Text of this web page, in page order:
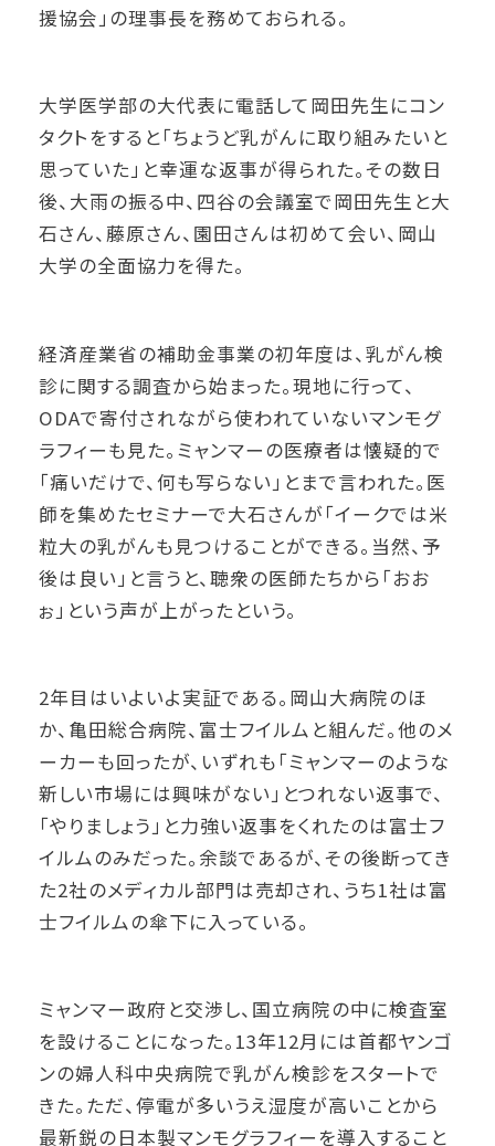
援協会」の理事長を務めておられる。
大学医学部の大代表に電話して岡田先生にコン
タクトをすると「ちょうど乳がんに取り組みたいと
思っていた」と幸運な返事が得られた。その数日
後、大雨の振る中、四谷の会議室で岡田先生と大
石さん、藤原さん、園田さんは初めて会い、岡山
大学の全面協力を得た。
経済産業省の補助金事業の初年度は、乳がん検
診に関する調査から始まった。現地に行って、
ODAで寄付されながら使われていないマンモグ
ラフィーも見た。ミャンマーの医療者は懐疑的で
「痛いだけで、何も写らない」とまで言われた。医
師を集めたセミナーで大石さんが「イークでは米
粒大の乳がんも見つけることができる。当然、予
後は良い」と言うと、聴衆の医師たちから「おお
ぉ」という声が上がったという。
2年目はいよいよ実証である。岡山大病院のほ
か、亀田総合病院、富士フイルムと組んだ。他のメ
ーカーも回ったが、いずれも「ミャンマーのような
新しい市場には興味がない」とつれない返事で、
「やりましょう」と力強い返事をくれたのは富士フ
イルムのみだった。余談であるが、その後断ってき
た2社のメディカル部門は売却され、うち1社は富
士フイルムの傘下に入っている。
ミャンマー政府と交渉し、国立病院の中に検査室
を設けることになった。13年12月には首都ヤンゴ
ンの婦人科中央病院で乳がん検診をスタートで
きた。ただ、停電が多いうえ湿度が高いことから
最新鋭の日本製マンモグラフィーを導入すること